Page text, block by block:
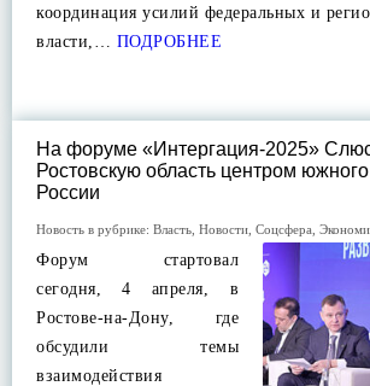
координация усилий федеральных и
власти,… ПОДРОБНЕЕ
На форуме «Интергация-2025»
Ростовскую область центром
России
Новость в рубрике: Власть Новости Соцсфера
Форум стартовал
сегодня, 4 апреля, в
Ростове-на-Дону, где
обсудили темы
взаимодействия